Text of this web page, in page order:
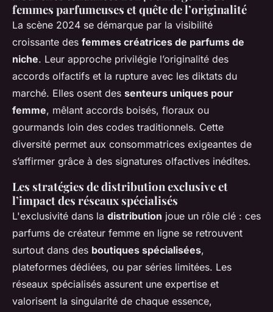
femmes parfumeuses et quête de l’originalité
La scène 2024 se démarque par la visibilité
croissante des femmes créatrices de parfums de
niche. Leur approche privilégie l’originalité des
accords olfactifs et la rupture avec les diktats du
marché. Elles osent des senteurs uniques pour
femme, mêlant accords boisés, floraux ou
gourmands loin des codes traditionnels. Cette
diversité permet aux consommatrices exigeantes de
s’affirmer grâce à des signatures olfactives inédites.
Les stratégies de distribution exclusive et
l’impact des réseaux spécialisés
L'exclusivité dans la distribution joue un rôle clé : ces
parfums de créateur femme en ligne se retrouvent
surtout dans des boutiques spécialisées,
plateformes dédiées, ou par séries limitées. Les
réseaux spécialisés assurent une expertise et
valorisent la singularité de chaque essence,